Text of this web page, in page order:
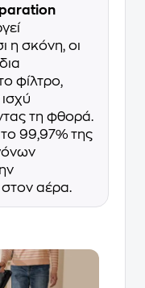
η σκόνη, οι
φίλτρο,
τη φθορά.
το 99,97% της
αέρα.